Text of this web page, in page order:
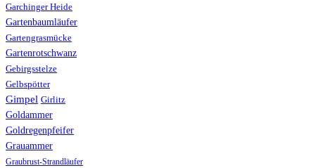
Garchinger Heide
Gartenbaumläufer
Gartengrasmücke
Gartenrotschwanz
Gebirgsstelze
Gelbspötter
Gimpel Girlitz
Goldammer
Goldregenpfeifer
Grauammer
Graubrust-Strandläufer